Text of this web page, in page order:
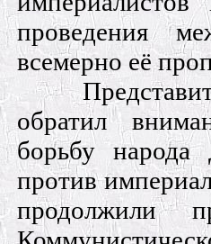
проведения
всемерно её
обратил
борьбу народа
против
продолжили